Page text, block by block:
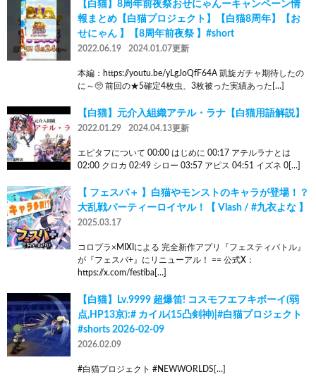
【白猫】8周年前夜祭おせにゃんーキャンペーン情
報まとめ【白猫プロジェクト】【白猫8周年】【お
せにゃん 】【8周年前夜祭 】#short
2022.06.19 2024.01.07更新
本編：https://youtu.be/yLgJoQfF64A 凱旋ガチャ期待したの
に～🥺 前回の★5確定4枚虫、3枚被った実績あった[…]
【白猫】元介入組織アテル・ラナ【白猫用語解説】
2022.01.29 2024.04.13更新
エピタフについて 00:00 はじめに 00:17 アテルラナとは
02:00 クロカ 02:49 シロー 03:57 アピス 04:51 イズネ 0[…]
【 フェスバ＋ 】白猫やモンストのキャラが登場！？
大乱戦パーティーロイヤル！【 Vlash / #九衣よな 】
2025.03.17
コロプラ×MIXIによる 完全新作アプリ『フェスティバトル』
が『フェスバ+』にリニューアル！ == 公式X：
https://x.com/festiba[…]
【白猫】Lv.9999 超爆笛! コスモフエフキボーイ(弱
点,HP13京):# カイル(15凸剣神)|#白猫プロジェクト
#shorts 2026-02-09
2026.02.09
#白猫プロジェクト #NEWWORLDS[…]